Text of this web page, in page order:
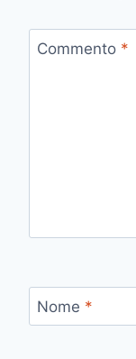
Commento *
Nome *